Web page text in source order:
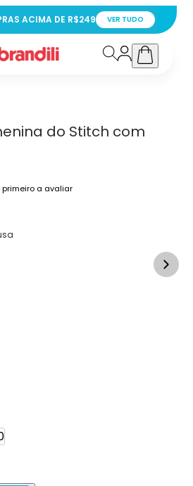
ACIMA DE R$249 VER TUDO
do Stitch com
primeiro a avaliar